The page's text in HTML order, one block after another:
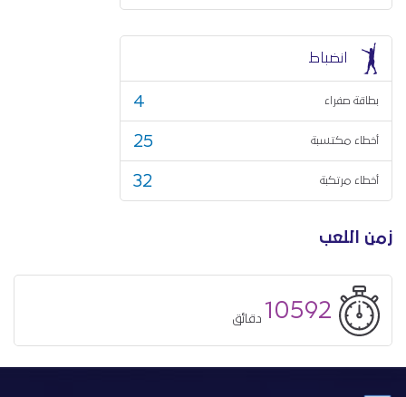
زمن اللعب
10592 دقائق
انضباط
بطاقة صفراء 4
أخطاء مكتسبة 25
أخطاء مرتكبة 32